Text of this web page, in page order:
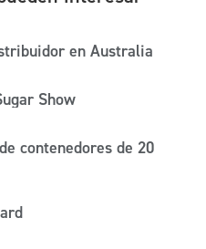
en Australia
Show
contenedores de 20